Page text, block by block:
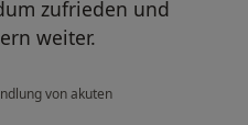
zufrieden und
weiter.
von akuten